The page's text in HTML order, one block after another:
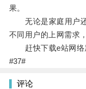
果。
无论是家庭用户还
不同用户的上网需求
赶快下载e站网络
#37#
评论